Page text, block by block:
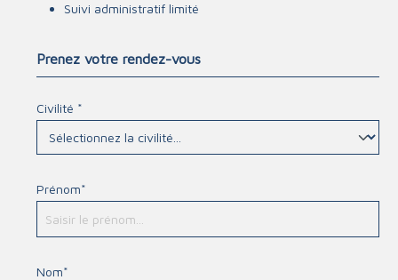
Suivi administratif limité
Prenez votre rendez-vous
Civilité *
Prénom*
Nom*